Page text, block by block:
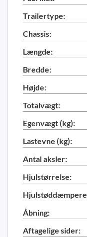
Trailertype:
Chassis:
Længde:
Bredde:
Højde:
Totalvægt:
Egenvægt (kg):
Lastevne (kg):
Antal aksler:
Hjulstørrelse:
Åbning:
Aftagelige sider: